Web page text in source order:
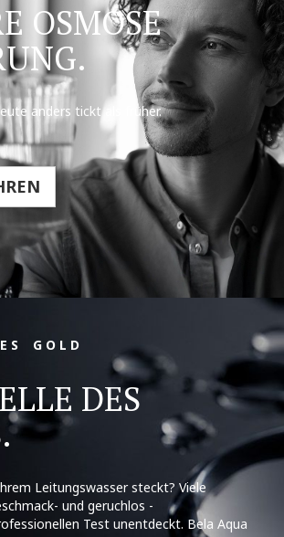
OSMOSE
anders tickt als früher.
S G O L D
DES
Leitungswasser steckt? Viele
und geruchlos -
Test unentdeckt. Bela Aqua